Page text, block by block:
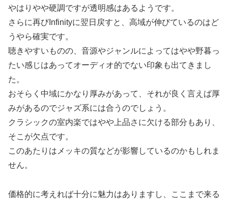
やはりやや硬調ですが透明感はあるようです。
さらに再びInfinityに翌日戻すと、高域が伸びているのはど
うやら確実です。
聴きやすいものの、音源やジャンルによってはやや野暮っ
たい感じはあってオーディオ的でない印象も出てきまし
た。
おそらく中域にかなり厚みがあって、それが良く言えば厚
みがあるのでジャズ系には合うのでしょう。
クラシックの室内楽ではやや上品さに欠ける部分もあり、
そこが欠点です。
このあたりはメッキの質などが影響しているのかもしれま
せん。
価格的に考えれば十分に魅力はありますし、ここまで来る